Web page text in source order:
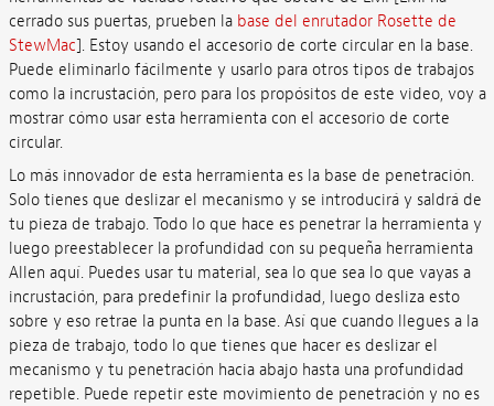
cerrado sus puertas, prueben la base del enrutador Rosette de
StewMac]. Estoy usando el accesorio de corte circular en la base.
Puede eliminarlo fácilmente y usarlo para otros tipos de trabajos
como la incrustación, pero para los propósitos de este video, voy a
mostrar cómo usar esta herramienta con el accesorio de corte
circular.
Lo más innovador de esta herramienta es la base de penetración.
Solo tienes que deslizar el mecanismo y se introducirá y saldrá de
tu pieza de trabajo. Todo lo que hace es penetrar la herramienta y
luego preestablecer la profundidad con su pequeña herramienta
Allen aquí. Puedes usar tu material, sea lo que sea lo que vayas a
incrustación, para predefinir la profundidad, luego desliza esto
sobre y eso retrae la punta en la base. Así que cuando llegues a la
pieza de trabajo, todo lo que tienes que hacer es deslizar el
mecanismo y tu penetración hacia abajo hasta una profundidad
repetible. Puede repetir este movimiento de penetración y no es